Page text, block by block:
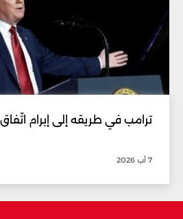
ترامب في طريقه إلى إبرام
7 آب 2026